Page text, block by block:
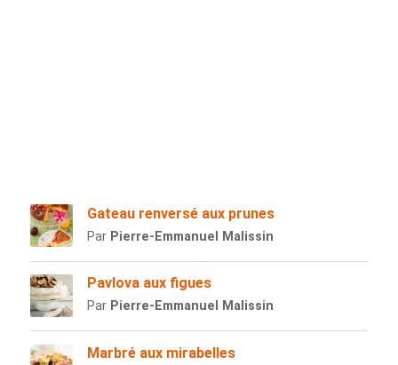
Gateau renversé aux prunes
Par Pierre-Emmanuel Malissin
Pavlova aux figues
Par Pierre-Emmanuel Malissin
Marbré aux mirabelles